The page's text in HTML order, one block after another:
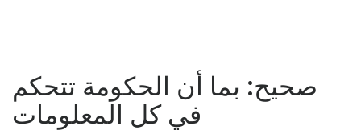
صحيح: بما أن الحكومة تتحكم
في كل المعلومات